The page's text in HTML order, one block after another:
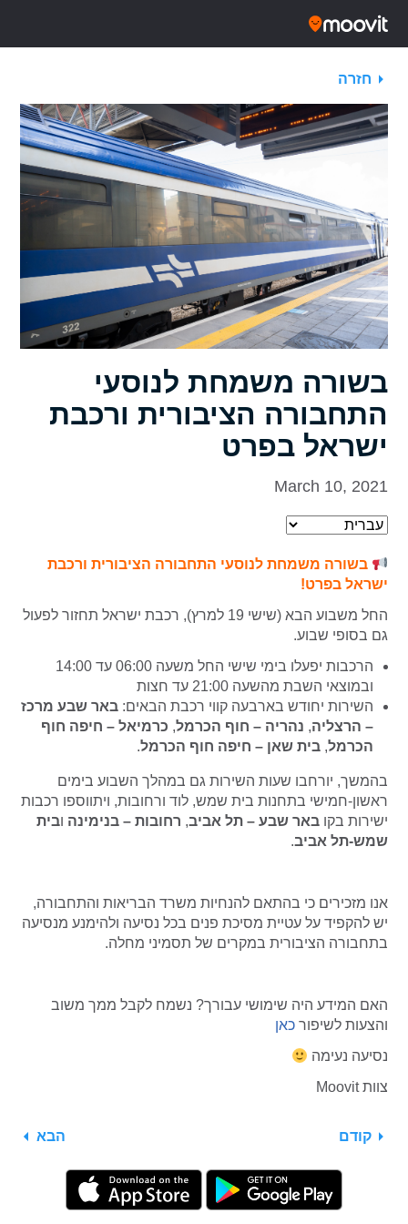
חזרה
בשורה משמחת לנוסעי
התחבורה הציבורית ורכבת
ישראל בפרט
March 10, 2021
בשורה משמחת לנוסעי התחבורה הציבורית ורכבת
ישראל בפרט!
החל משבוע הבא (שישי 19 למרץ), רכבת ישראל תחזור לפעול
גם בסופי שבוע.
הרכבות יפעלו בימי שישי החל משעה 06:00 עד 14:00
ובמוצאי השבת מהשעה 21:00 עד חצות
השירות יחודש בארבעה קווי רכבת הבאים: באר שבע מרכז
– הרצליה, נהריה – חוף הכרמל, כרמיאל – חיפה חוף
הכרמל, בית שאן – חיפה חוף הכרמל.
בהמשך, יורחבו שעות השירות גם במהלך השבוע בימים
ראשון-חמישי בתחנות בית שמש, לוד ורחובות, ויתווספו רכבות
ישירות בקו באר שבע – תל אביב, רחובות – בנימינה ובית
שמש-תל אביב.
אנו מזכירים כי בהתאם להנחיות משרד הבריאות והתחבורה,
יש להקפיד על עטיית מסיכת פנים בכל נסיעה ולהימנע מנסיעה
בתחבורה הציבורית במקרים של תסמיני מחלה.
האם המידע היה שימושי עבורך? נשמח לקבל ממך משוב
והצעות לשיפור כאן
נסיעה נעימה
צוות Moovit
קודם הבא